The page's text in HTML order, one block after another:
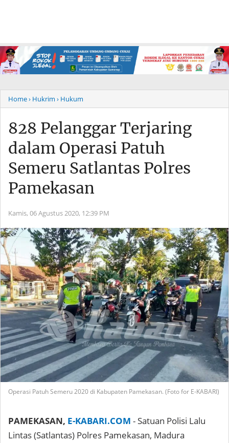
Home› Hukrim › Hukum
828 Pelanggar Terjaring
dalam Operasi Patuh
Semeru Satlantas Polres
Pamekasan
Kamis, 06 Agustus 2020, 12:39 PM
Operasi Patuh Semeru 2020 di Kabupaten Pamekasan. (Foto for E-KABARI)
PAMEKASAN, E-KABARI.COM - Satuan Polisi Lalu
Lintas (Satlantas) Polres Pamekasan, Madura